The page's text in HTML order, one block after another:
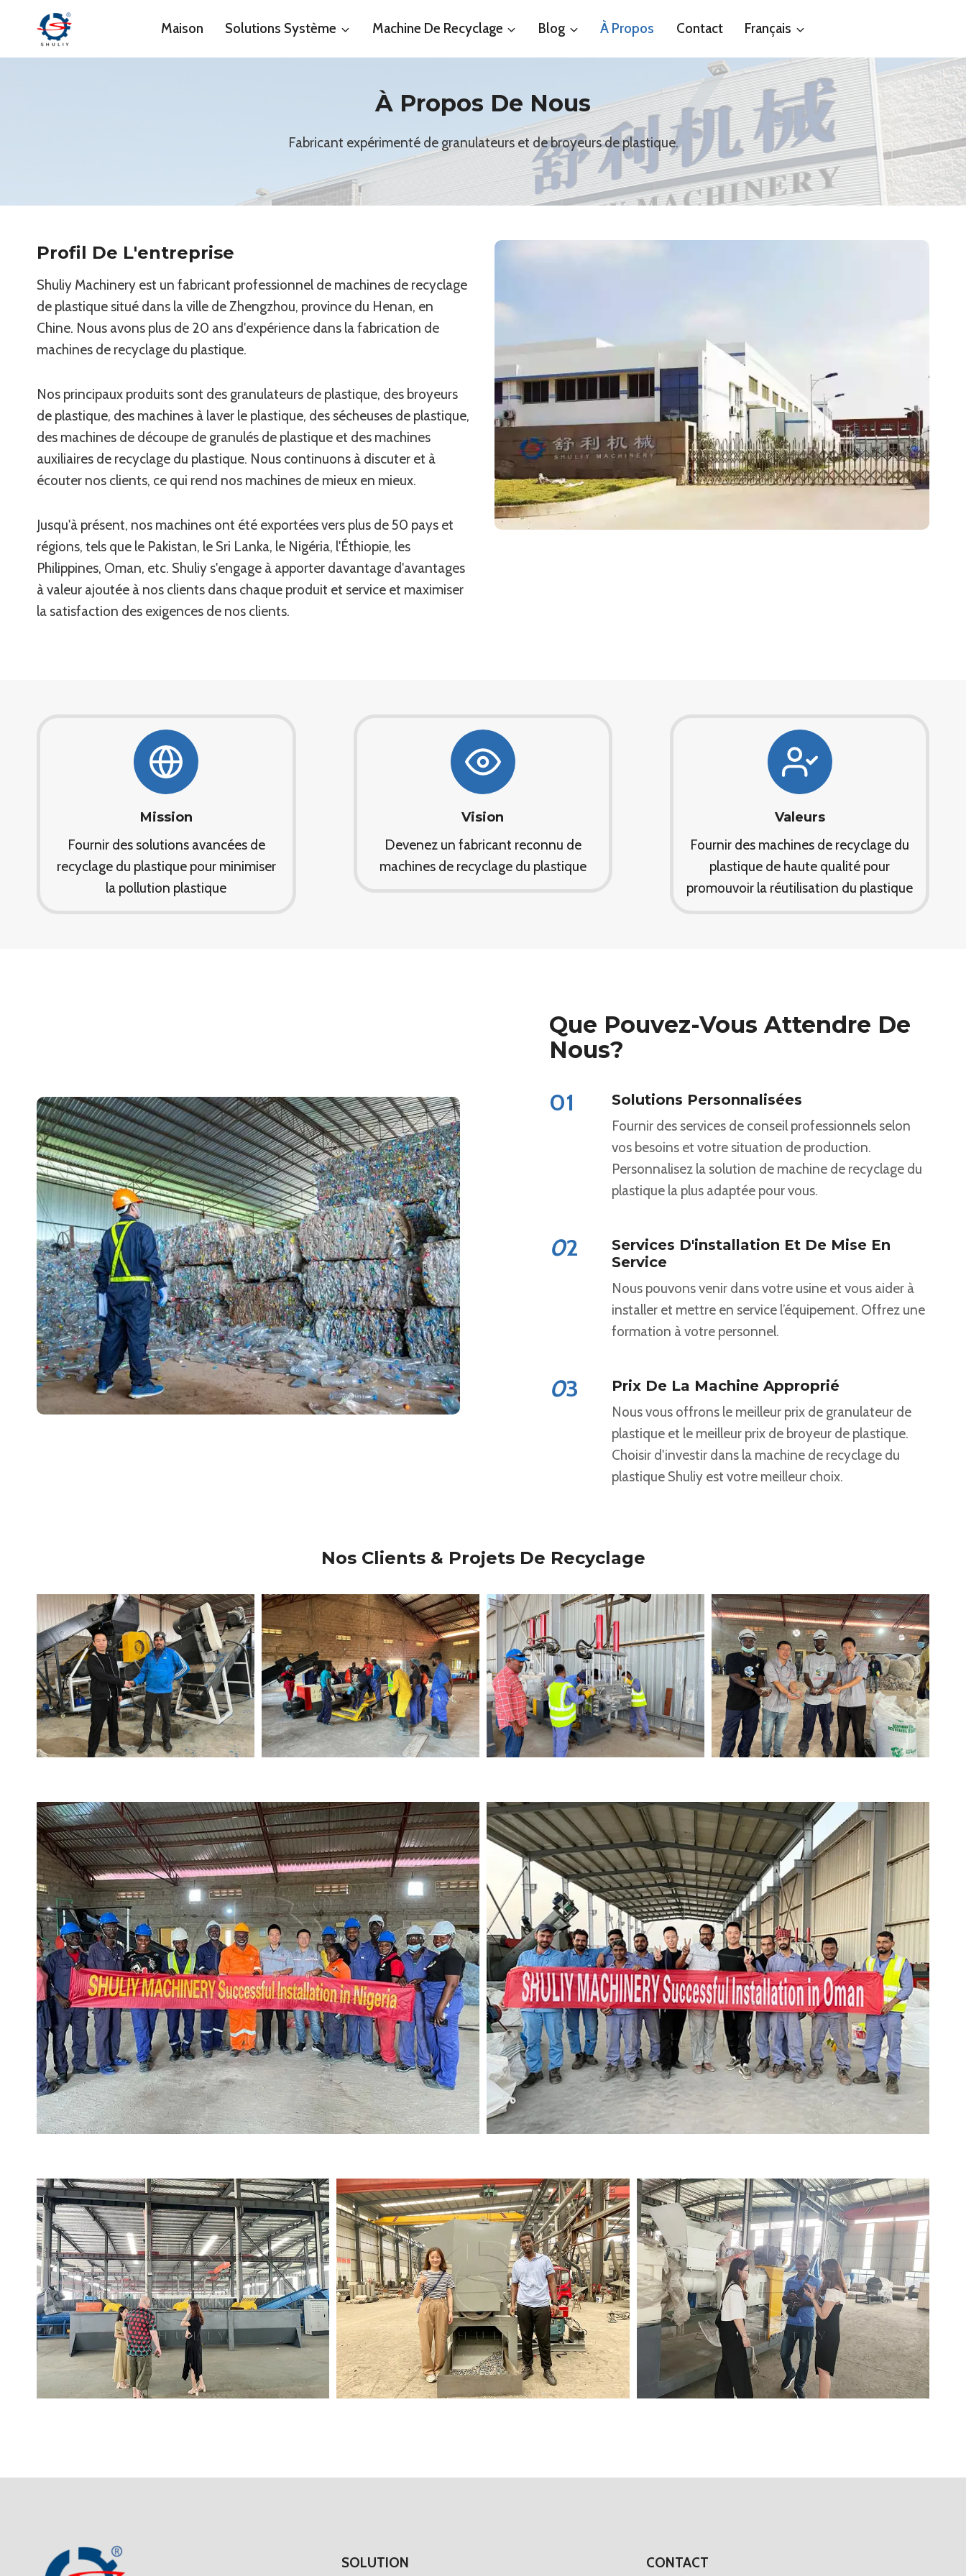
Maison Solutions Système Machine De Recyclage Blog À Propos Contact Français
À Propos De Nous
Fabricant expérimenté de granulateurs et de broyeurs de plastique.
Profil De L'entreprise
Shuliy Machinery est un fabricant professionnel de machines de recyclage
de plastique situé dans la ville de Zhengzhou, province du Henan, en
Chine. Nous avons plus de 20 ans d'expérience dans la fabrication de
machines de recyclage du plastique.
Nos principaux produits sont des granulateurs de plastique, des broyeurs
de plastique, des machines à laver le plastique, des sécheuses de plastique,
des machines de découpe de granulés de plastique et des machines
auxiliaires de recyclage du plastique. Nous continuons à discuter et à
écouter nos clients, ce qui rend nos machines de mieux en mieux.
Jusqu'à présent, nos machines ont été exportées vers plus de 50 pays et
régions, tels que le Pakistan, le Sri Lanka, le Nigéria, l'Éthiopie, les
Philippines, Oman, etc. Shuliy s'engage à apporter davantage d'avantages
à valeur ajoutée à nos clients dans chaque produit et service et maximiser
la satisfaction des exigences de nos clients.
Mission
Fournir des solutions avancées de
recyclage du plastique pour minimiser
la pollution plastique
Vision
Devenez un fabricant reconnu de
machines de recyclage du plastique
Valeurs
Fournir des machines de recyclage du
plastique de haute qualité pour
promouvoir la réutilisation du plastique
Que Pouvez-Vous Attendre De
Nous?
01
Solutions Personnalisées
Fournir des services de conseil professionnels selon
vos besoins et votre situation de production.
Personnalisez la solution de machine de recyclage du
plastique la plus adaptée pour vous.
02
Services D'installation Et De Mise En
Service
Nous pouvons venir dans votre usine et vous aider à
installer et mettre en service l’équipement. Offrez une
formation à votre personnel.
03 Prix ​​de La Machine Approprié
Nous vous offrons le meilleur prix de granulateur de
plastique et le meilleur prix de broyeur de plastique.
Choisir d'investir dans la machine de recyclage du
plastique Shuliy est votre meilleur choix.
Nos Clients & Projets De Recyclage
SOLUTION
CONTACT